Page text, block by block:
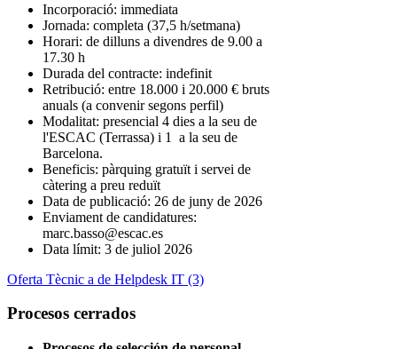
Incorporació: immediata
Jornada: completa (37,5 h/setmana)
Horari: de dilluns a divendres de 9.00 a
17.30 h
Durada del contracte: indefinit
Retribució: entre 18.000 i 20.000 € bruts
anuals (a convenir segons perfil)
Modalitat: presencial 4 dies a la seu de
l'ESCAC (Terrassa) i 1 a la seu de
Barcelona.
Beneficis: pàrquing gratuït i servei de
càtering a preu reduït
Data de publicació: 26 de juny de 2026
Enviament de candidatures:
marc.basso@escac.es
Data límit: 3 de juliol 2026
Oferta Tècnic a de Helpdesk IT (3)
Procesos cerrados